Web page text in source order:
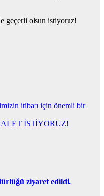
geçerli olsun istiyoruz!
itibarı için önemli bir
İSTİYORUZ!
ziyaret edildi.